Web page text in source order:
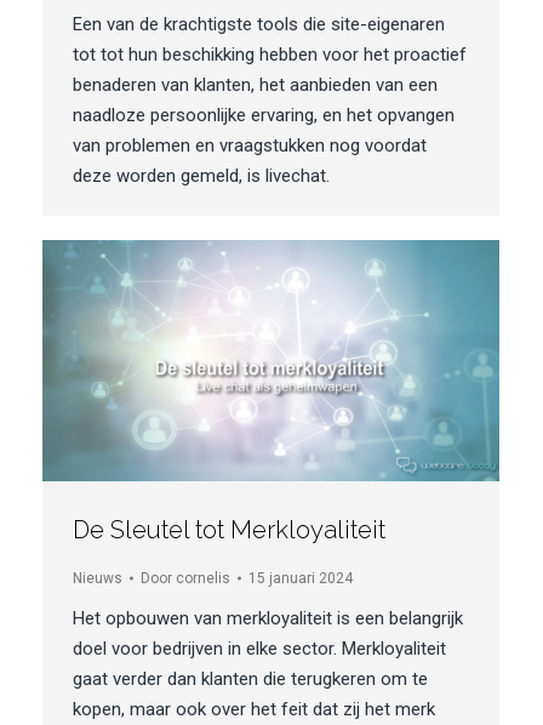
Een van de krachtigste tools die site-eigenaren
tot tot hun beschikking hebben voor het proactief
benaderen van klanten, het aanbieden van een
naadloze persoonlijke ervaring, en het opvangen
van problemen en vraagstukken nog voordat
deze worden gemeld, is livechat.
De Sleutel tot Merkloyaliteit
Nieuws Door cornelis 15 januari 2024
Het opbouwen van merkloyaliteit is een belangrijk
doel voor bedrijven in elke sector. Merkloyaliteit
gaat verder dan klanten die terugkeren om te
kopen, maar ook over het feit dat zij het merk